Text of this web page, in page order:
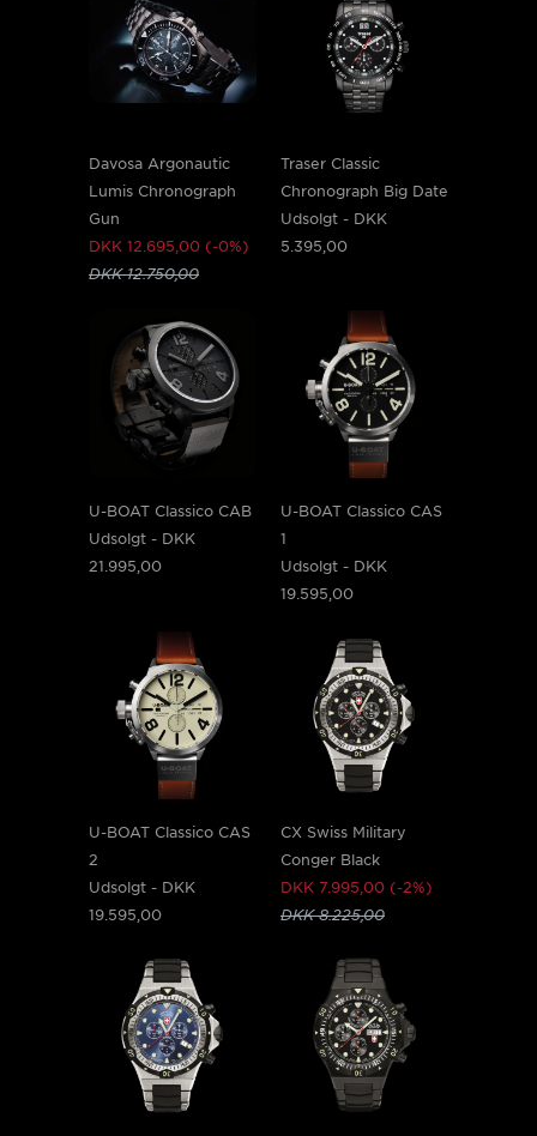
Davosa Argonautic
Lumis Chronograph
Gun
DKK 12.695,00 (-0%)
DKK 12.750,00
Traser Classic
Chronograph Big Date
Udsolgt - DKK
5.395,00
U-BOAT Classico CAB
Udsolgt - DKK
21.995,00
U-BOAT Classico CAS
1
Udsolgt - DKK
19.595,00
U-BOAT Classico CAS
2
Udsolgt - DKK
19.595,00
CX Swiss Military
Conger Black
DKK 7.995,00 (-2%)
DKK 8.225,00